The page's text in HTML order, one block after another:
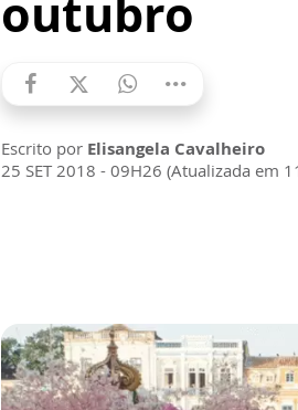
outubro
Escrito por Elisangela Cavalheiro
25 SET 2018 - 09H26 (Atualizada em